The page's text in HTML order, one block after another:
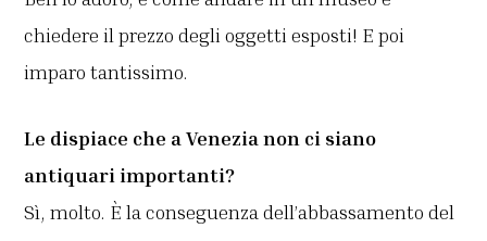
chiedere il prezzo degli oggetti esposti! E poi
imparo tantissimo.
Le dispiace che a Venezia non ci siano
antiquari importanti?
Sì, molto. È la conseguenza dell’abbassamento del